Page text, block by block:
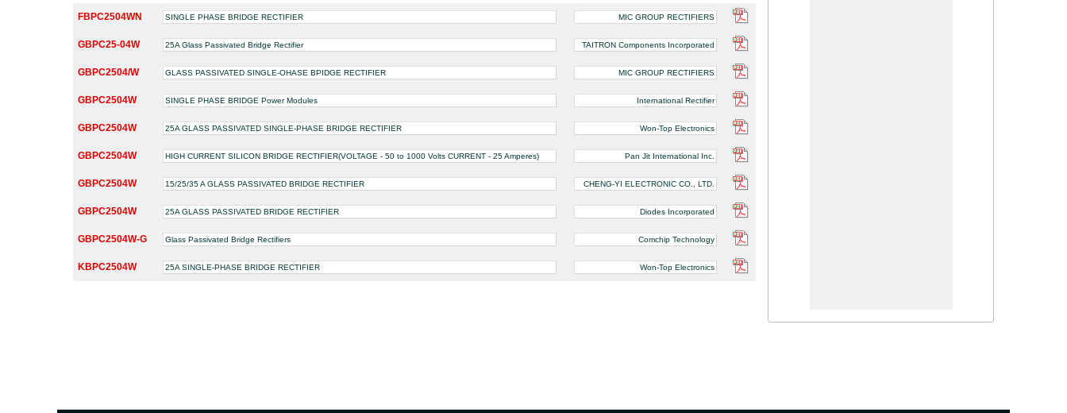
FBPC2504WN SINGLE PHASE BRIDGE RECTIFIER MIC GROUP RECTIFIERS
GBPC25-04W 25A Glass Passivated Bridge Rectifier TAITRON Components Incorporated
GBPC2504/W GLASS PASSIVATED SINGLE-OHASE BPIDGE RECTIFIER MIC GROUP RECTIFIERS
GBPC2504W SINGLE PHASE BRIDGE Power Modules International Rectifier
GBPC2504W 25A GLASS PASSIVATED SINGLE-PHASE BRIDGE RECTIFIER Won-Top Electronics
GBPC2504W HIGH CURRENT SILICON BRIDGE RECTIFIER(VOLTAGE - 50 to 1000 Volts CURRENT - 25 Amperes) Pan Jit International Inc.
GBPC2504W 15/25/35 A GLASS PASSIVATED BRIDGE RECTIFIER CHENG-YI ELECTRONIC CO., LTD.
GBPC2504W 25A GLASS PASSIVATED BRIDGE RECTIFIER Diodes Incorporated
GBPC2504W-G Glass Passivated Bridge Rectifiers Comchip Technology
KBPC2504W 25A SINGLE-PHASE BRIDGE RECTIFIER Won-Top Electronics